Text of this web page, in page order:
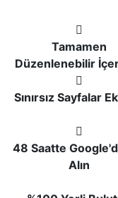
Tamamen
Düzenlenebilir
Sınırsız Sayfalar
48 Saatte
Alın